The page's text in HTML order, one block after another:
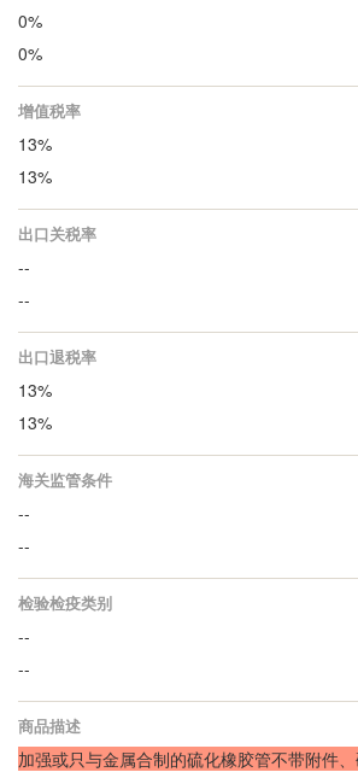
0%
0%
增值税率
13%
13%
出口关税率
--
--
出口退税率
13%
13%
海关监管条件
--
--
检验检疫类别
--
--
商品描述
加强或只与金属合制的硫化橡胶管不带附件